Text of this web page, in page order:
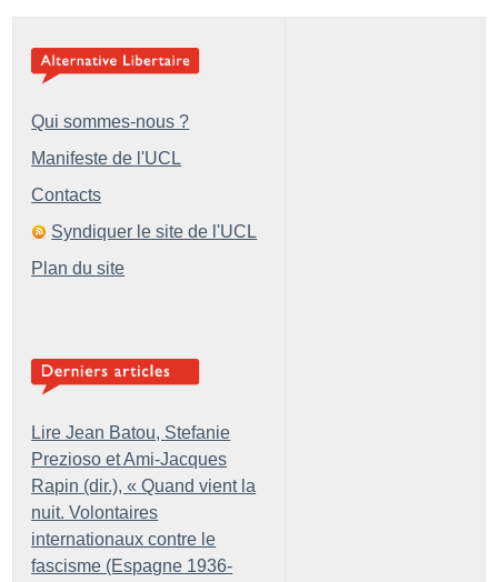
Qui sommes-nous ?
Manifeste de l'UCL
Contacts
Syndiquer le site de l'UCL
Plan du site
Lire Jean Batou, Stefanie
Prezioso et Ami-Jacques
Rapin (dir.), « Quand vient la
nuit. Volontaires
internationaux contre le
fascisme (Espagne 1936-